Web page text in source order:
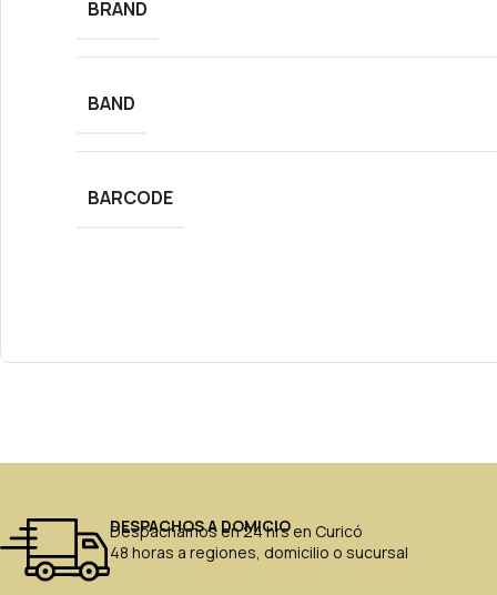
BRAND
BAND
BARCODE
DESPACHOS A DOMICIO
Despachamos en 24 hrs en Curicó
48 horas a regiones, domicilio o sucursal